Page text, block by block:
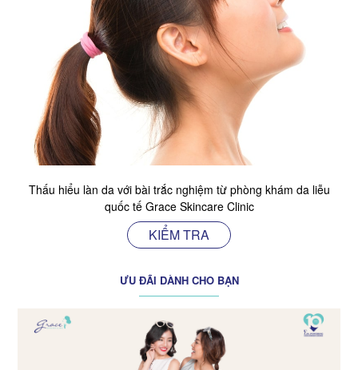
Thấu hiểu làn da với bài trắc nghiệm từ phòng khám da liễu
quốc tế Grace Skincare Clinic
KIỂM TRA
ƯU ĐÃI DÀNH CHO BẠN